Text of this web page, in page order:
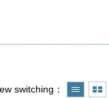
switching